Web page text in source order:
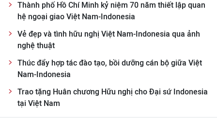
Thành phố Hồ Chí Minh kỷ niệm 70 năm thiết lập quan
hệ ngoại giao Việt Nam-Indonesia
Vẻ đẹp và tình hữu nghị Việt Nam-Indonesia qua ảnh
nghệ thuật
Thúc đẩy hợp tác đào tạo, bồi dưỡng cán bộ giữa Việt
Nam-Indonesia
Trao tặng Huân chương Hữu nghị cho Đại sứ Indonesia
tại Việt Nam